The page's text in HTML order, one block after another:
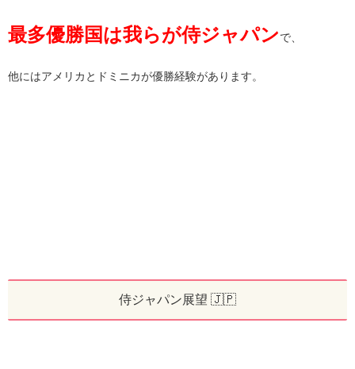
最多優勝国は我らが侍ジャパンで、
他にはアメリカとドミニカが優勝経験があります。
侍ジャパン展望 🇯🇵